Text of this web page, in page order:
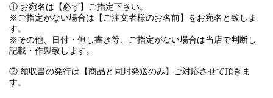
① お宛名は【必ず】ご指定下さい。
※ご指定がない場合は【ご注文者様のお名前】をお宛名と致しま
す。
※その他、日付・但し書き等、ご指定がない場合は当店で判断し
記載・作製致します。
② 領収書の発行は【商品と同封発送のみ】ご対応させて頂きま
す。